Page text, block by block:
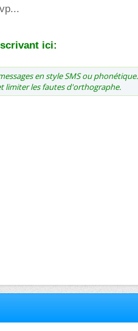
ici:
en style SMS ou phonétique.
limiter les fautes d'orthographe.